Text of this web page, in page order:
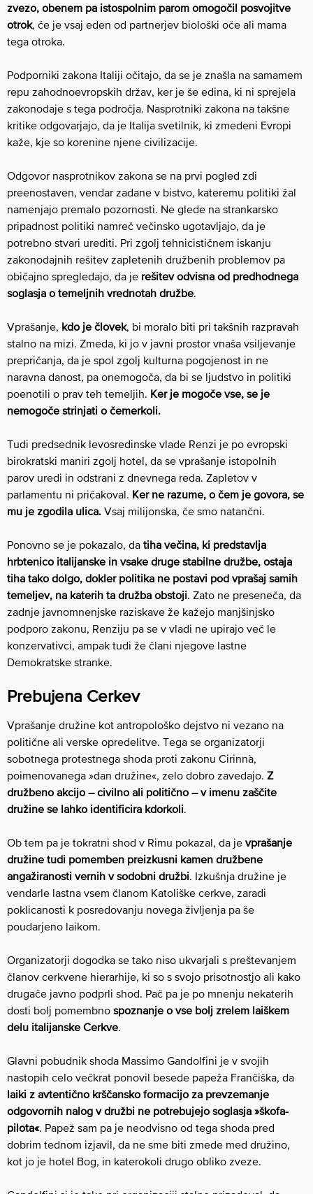
zvezo, obenem pa istospolnim parom omogočil posvojitve
otrok, če je vsaj eden od partnerjev biološki oče ali mama
tega otroka.
Podporniki zakona Italiji očitajo, da se je znašla na samamem
repu zahodnoevropskih držav, ker je še edina, ki ni sprejela
zakonodaje s tega področja. Nasprotniki zakona na takšne
kritike odgovarjajo, da je Italija svetilnik, ki zmedeni Evropi
kaže, kje so korenine njene civilizacije.
Odgovor nasprotnikov zakona se na prvi pogled zdi
preenostaven, vendar zadane v bistvo, kateremu politiki žal
namenjajo premalo pozornosti. Ne glede na strankarsko
pripadnost politiki namreč večinsko ugotavljajo, da je
potrebno stvari urediti. Pri zgolj tehnicističnem iskanju
zakonodajnih rešitev zapletenih družbenih problemov pa
običajno spregledajo, da je rešitev odvisna od predhodnega
soglasja o temeljnih vrednotah družbe.
Vprašanje, kdo je človek, bi moralo biti pri takšnih razpravah
stalno na mizi. Zmeda, ki jo v javni prostor vnaša vsiljevanje
prepričanja, da je spol zgolj kulturna pogojenost in ne
naravna danost, pa onemogoča, da bi se ljudstvo in politiki
poenotili o prav teh temeljih. Ker je mogoče vse, se je
nemogoče strinjati o čemerkoli.
Tudi predsednik levosredinske vlade Renzi je po evropski
birokratski maniri zgolj hotel, da se vprašanje istopolnih
parov uredi in odstrani z dnevnega reda. Zapletov v
parlamentu ni pričakoval. Ker ne razume, o čem je govora, se
mu je zgodila ulica. Vsaj milijonska, če smo natančni.
Ponovno se je pokazalo, da tiha večina, ki predstavlja
hrbtenico italijanske in vsake druge stabilne družbe, ostaja
tiha tako dolgo, dokler politika ne postavi pod vprašaj samih
temeljev, na katerih ta družba obstoji. Zato ne preseneča, da
zadnje javnomnenjske raziskave že kažejo manjšinjsko
podporo zakonu, Renziju pa se v vladi ne upirajo več le
konzervativci, ampak tudi že člani njegove lastne
Demokratske stranke.
Prebujena Cerkev
Vprašanje družine kot antropološko dejstvo ni vezano na
politične ali verske opredelitve. Tega se organizatorji
sobotnega protestnega shoda proti zakonu Cirinnà,
poimenovanega »dan družine«, zelo dobro zavedajo. Z
družbeno akcijo – civilno ali politično – v imenu zaščite
družine se lahko identificira kdorkoli.
Ob tem pa je tokratni shod v Rimu pokazal, da je vprašanje
družine tudi pomemben preizkusni kamen družbene
angažiranosti vernih v sodobni družbi. Izkušnja družine je
vendarle lastna vsem članom Katoliške cerkve, zaradi
poklicanosti k posredovanju novega življenja pa še
poudarjeno laikom.
Organizatorji dogodka se tako niso ukvarjali s preštevanjem
članov cerkvene hierarhije, ki so s svojo prisotnostjo ali kako
drugače javno podprli shod. Pač pa je po mnenju nekaterih
dosti bolj pomembno spoznanje o vse bolj zrelem laiškem
delu italijanske Cerkve.
Glavni pobudnik shoda Massimo Gandolfini je v svojih
nastopih celo večkrat ponovil besede papeža Frančiška, da
laiki z avtentično krščansko formacijo za prevzemanje
odgovornih nalog v družbi ne potrebujejo soglasja »škofa-
pilota«. Papež sam pa je neodvisno od tega shoda pred
dobrim tednom izjavil, da ne sme biti zmede med družino,
kot jo je hotel Bog, in katerokoli drugo obliko zveze.